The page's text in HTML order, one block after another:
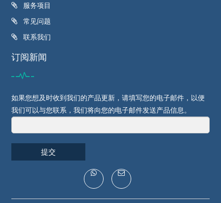
服务项目
常见问题
联系我们
订阅新闻
如果您想及时收到我们的产品更新，请填写您的电子邮件，以便
我们可以与您联系，我们将向您的电子邮件发送产品信息。
提交